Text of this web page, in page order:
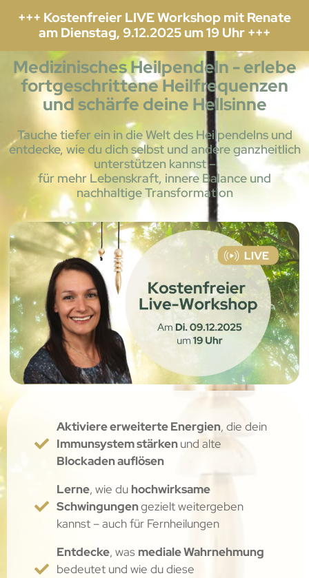
+++ Kostenfreier LIVE Workshop mit Renate
am Dienstag, 9.12.2025 um 19 Uhr +++
Medizinisches Heilpendeln - erlebe
fortgeschrittene Heilfrequenzen
und schärfe deine Hellsinne
Tauche tiefer ein in die Welt des Heilpendelns und
entdecke, wie du dich selbst und andere ganzheitlich
unterstützen kannst –
für mehr Lebenskraft, innere Balance und
nachhaltige Transformation
Aktiviere erweiterte Energien, die dein
Immunsystem stärkenund alte
Blockaden auflösen
Lerne, wie du hochwirksame
Schwingungengezielt weitergeben
kannst – auch für Fernheilungen
Entdecke, was mediale Wahrnehmung
bedeutet und wie du diese